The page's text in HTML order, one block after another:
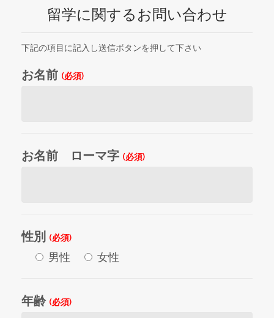
留学に関するお問い合わせ
下記の項目に記入し送信ボタンを押して下さい
お名前 (必須)
お名前 ローマ字 (必須)
性別 (必須)
男性 女性
年齢 (必須)